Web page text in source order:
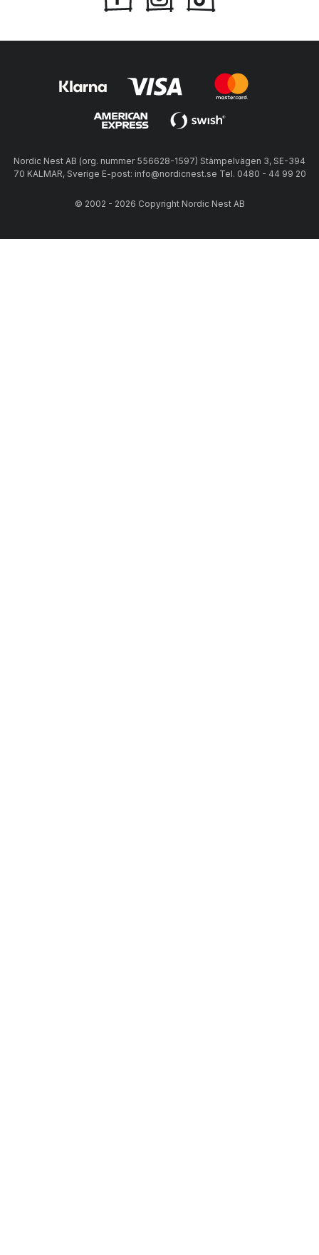
Nordic Nest AB (org. nummer 556628-1597) Stämpelvägen 3, SE-394
70 KALMAR, Sverige E-post: info@nordicnest.se Tel. 0480 - 44 99 20
© 2002 - 2026 Copyright Nordic Nest AB